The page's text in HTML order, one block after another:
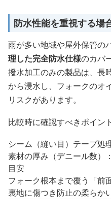
防水性能を重視する場
雨が多い地域や屋外保管の
理した完全防水仕様のカバ
撥水加工のみの製品は、長
から浸水し、フォークのオ
リスクがあります。
比較時に確認すべきポイン
シーム（縫い目）テープ処
素材の厚み（デニール数）
目安
フォーク根本まで覆う「前
裏地に傷つき防止の柔らか